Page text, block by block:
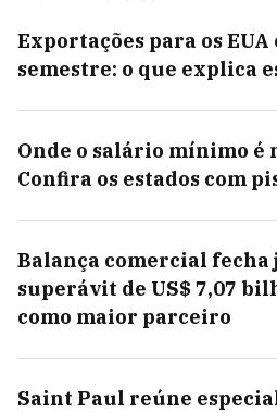
Exportações para os EUA
semestre: o que explica
Onde o salário mínimo é
Confira os estados com
Balança comercial fecha
superávit de US$ 7,07
como maior parceiro
Saint Paul reúne